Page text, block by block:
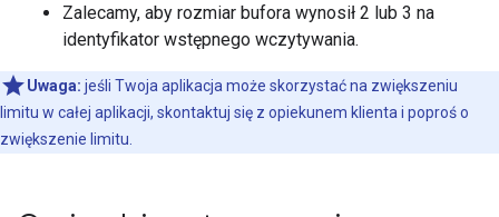
Zalecamy, aby rozmiar bufora wynosił 2 lub 3 na
identyfikator wstępnego wczytywania.
Uwaga: jeśli Twoja aplikacja może skorzystać na zwiększeniu
limitu w całej aplikacji, skontaktuj się z opiekunem klienta i poproś o
zwiększenie limitu.